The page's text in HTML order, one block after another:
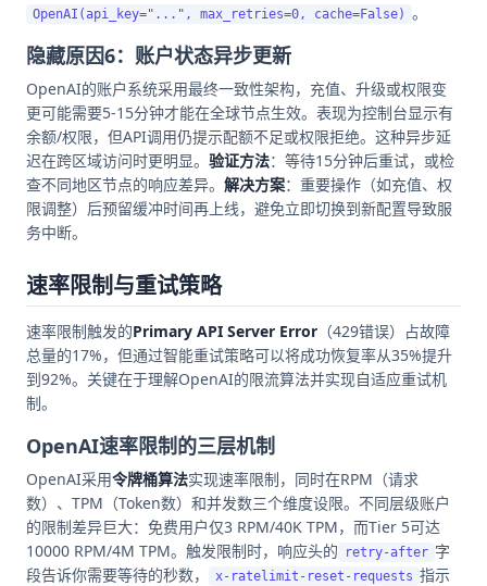
OpenAI(api_key="...", max_retries=0, cache=False) 。
隐藏原因6：账户状态异步更新
OpenAI的账户系统采用最终一致性架构，充值、升级或权限变
更可能需要5-15分钟才能在全球节点生效。表现为控制台显示有
余额/权限，但API调用仍提示配额不足或权限拒绝。这种异步延
迟在跨区域访问时更明显。 验证方法：等待15分钟后重试，或检
查不同地区节点的响应差异。 解决方案：重要操作（如充值、权
限调整）后预留缓冲时间再上线，避免立即切换到新配置导致服
务中断。
速率限制与重试策略
速率限制触发的Primary API Server Error （429错误）占故障
总量的17%，但通过智能重试策略可以将成功恢复率从35%提升
到92%。关键在于理解OpenAI的限流算法并实现自适应重试机
制。
OpenAI速率限制的三层机制
OpenAI采用令牌桶算法实现速率限制，同时在RPM（请求
数）、TPM（Token数）和并发数三个维度设限。不同层级账户
的限制差异巨大：免费用户仅3 RPM/40K TPM，而Tier 5可达
10000 RPM/4M TPM。触发限制时，响应头的
retry-after 字
段告诉你需要等待的秒数，
x-ratelimit-reset-requests 指示